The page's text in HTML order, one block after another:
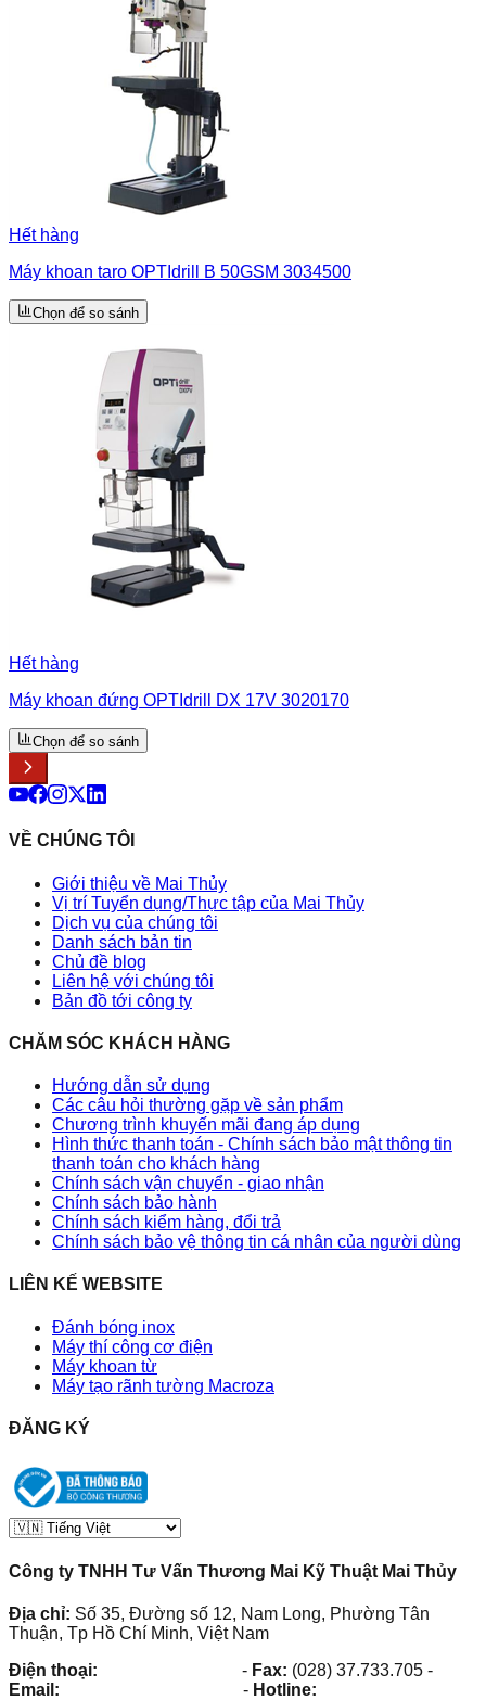
Hết hàng
Máy khoan taro OPTIdrill B 50GSM 3034500
Chọn để so sánh
Hết hàng
Máy khoan đứng OPTIdrill DX 17V 3020170
Chọn để so sánh
VỀ CHÚNG TÔI
Giới thiệu về Mai Thủy
Vị trí Tuyển dụng/Thực tập của Mai Thủy
Dịch vụ của chúng tôi
Danh sách bản tin
Chủ đề blog
Liên hệ với chúng tôi
Bản đồ tới công ty
CHĂM SÓC KHÁCH HÀNG
Hướng dẫn sử dụng
Các câu hỏi thường gặp về sản phẩm
Chương trình khuyến mãi đang áp dụng
Hình thức thanh toán - Chính sách bảo mật thông tin
thanh toán cho khách hàng
Chính sách vận chuyển - giao nhận
Chính sách bảo hành
Chính sách kiểm hàng, đổi trả
Chính sách bảo vệ thông tin cá nhân của người dùng
LIÊN KẾ WEBSITE
Đánh bóng inox
Máy thí công cơ điện
Máy khoan từ
Máy tạo rãnh tường Macroza
ĐĂNG KÝ
Công ty TNHH Tư Vấn Thương Mai Kỹ Thuật Mai Thủy
Địa chỉ: Số 35, Đường số 12, Nam Long, Phường Tân
Thuận, Tp Hồ Chí Minh, Việt Nam
Điện thoại:
- Fax: (028) 37.733.705 -
Email:
- Hotline: